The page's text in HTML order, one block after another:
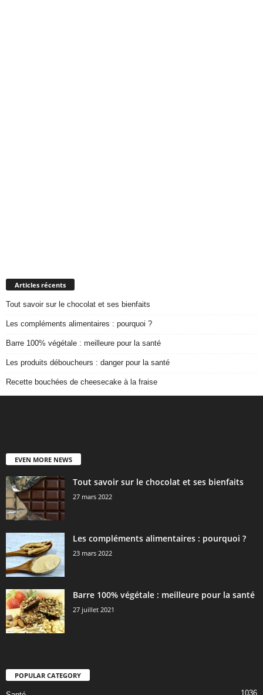
Articles récents
Tout savoir sur le chocolat et ses bienfaits
Les compléments alimentaires : pourquoi ?
Barre 100% végétale : meilleure pour la santé
Les produits déboucheurs : danger pour la santé
Recette bouchées de cheesecake à la fraise
EVEN MORE NEWS
Tout savoir sur le chocolat et ses bienfaits
27 mars 2022
Les compléments alimentaires : pourquoi ?
23 mars 2022
Barre 100% végétale : meilleure pour la santé
27 juillet 2021
POPULAR CATEGORY
1036